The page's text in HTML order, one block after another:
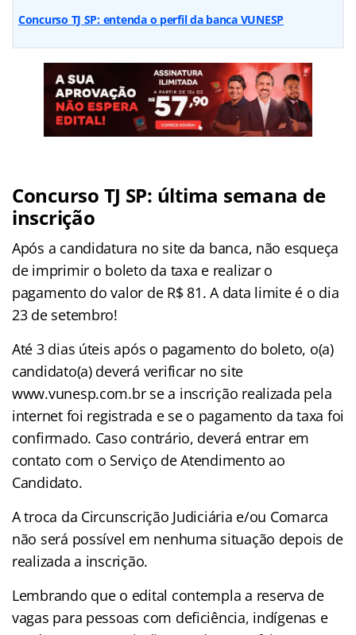
Concurso TJ SP: entenda o perfil da banca VUNESP
Concurso TJ SP: última semana de
inscrição
Após a candidatura no site da banca, não esqueça
de imprimir o boleto da taxa e realizar o
pagamento do valor de R$ 81. A data limite é o dia
23 de setembro!
Até 3 dias úteis após o pagamento do boleto, o(a)
candidato(a) deverá verificar no site
www.vunesp.com.br se a inscrição realizada pela
internet foi registrada e se o pagamento da taxa foi
confirmado. Caso contrário, deverá entrar em
contato com o Serviço de Atendimento ao
Candidato.
A troca da Circunscrição Judiciária e/ou Comarca
não será possível em nenhuma situação depois de
realizada a inscrição.
Lembrando que o edital contempla a reserva de
vagas para pessoas com deficiência, indígenas e